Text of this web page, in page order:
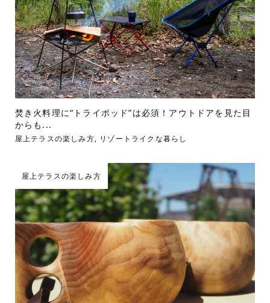
焚き火料理に“トライポッド”は必須！アウトドアを見た目
からも...
屋上テラスの楽しみ方, リゾートライクな暮らし
屋上テラスの楽しみ方